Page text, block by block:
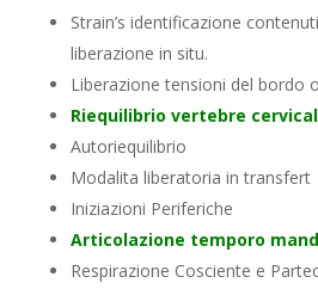
Strain’s identificazione
liberazione in situ.
Liberazione tensioni del bordo
Riequilibrio vertebre
Autoriequilibrio
Modalita liberatoria in transfert
Iniziazioni Periferiche
Articolazione temporo
Respirazione Cosciente e